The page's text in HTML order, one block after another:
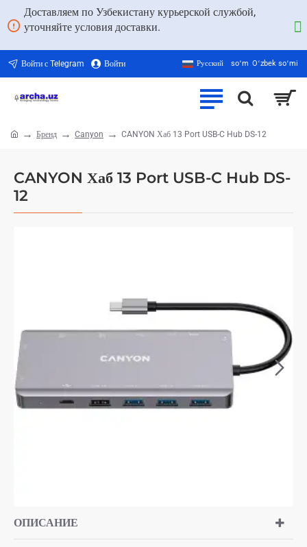
Доставляем по Узбекистану курьерской службой,
уточняйте условия доставки.
Войти с Telegram Войти Русский soʻm Oʻzbek soʻmi
CANYON Хаб 13 Port USB-C Hub DS-
12
Бренд Canyon CANYON Хаб 13 Port USB-C Hub DS-12
ОПИСАНИЕ